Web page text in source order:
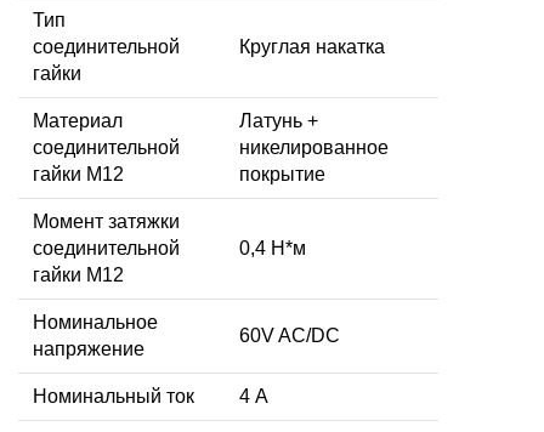
Тип
соединительной
гайки
Круглая накатка
Материал
соединительной
гайки M12
Латунь +
никелированное
покрытие
Момент затяжки
соединительной
гайки M12
0,4 Н*м
Номинальное
напряжение
60V AC/DC
Номинальный ток 4 А